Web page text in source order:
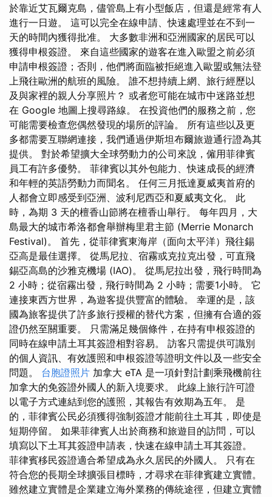
於靠近艾瓦爾克島，儘管島上有小型飯店，但還是經常有人
進行一日遊。 這可以完全在線申請、快速處理並在不到一
天的時間內獲得批准。 大多數非洲和亞洲國家的居民可以
獲得申根簽證。 來自這些國家的遊客在進入歐盟之前必須
申請申根簽證；否則，他們將面臨被拒絕進入歐盟或無法登
上飛往歐洲的航班的風險。 誰不想持續上網、旅行經歷以
及與家裡的親人分享照片？ 或者您可能在城市中迷路並想
在 Google 地圖上搜尋路線。 在投資他們的服務之前，您
可能需要檢查您偶然發現的場所的評論。 所有這些以及更
多都需要互聯網連接，我們通過伊斯坦布爾旅遊通行證為其
提供。 對於希望擴大全球勞動力的公司來說，僱用菲律賓
員工有許多優勢。 菲律賓以其外包能力、快速成長的經濟
和年輕的英語勞動力而聞名。 任何三月抵達夏威夷首府的
人都會立即感受到亞洲、波利尼西亞和夏威夷文化。 此
時，為期 3 天的檀香山節將在檀香山舉行。 每年四月，大
島最大的城市希洛都會舉辦梅里君主節 (Merrie Monarch
Festival)。 首先，從菲律賓東海岸（面向太平洋）飛往錫
亞高是最佳選擇。 從馬尼拉、宿霧或克拉克出發，可直飛
錫亞高島的沙雅克機場 (IAO)。 從馬尼拉出發，飛行時間為
2 小時；從宿霧出發，飛行時間為 2 小時；需要1小時。 它
連接東西方世界，為遊客提供豐富的體驗。 幸運的是，該
國為旅客提供了許多旅行授權的替代方案，但擁有合適的簽
證仍然至關重要。 只需滿足幾個條件，在持有申根簽證的
同時在線申請土耳其簽證相對容易。 訪客只需提供可識別
的個人資訊、有效護照和申根簽證等證明文件以及一些安全
問題。 台胞證照片 加拿大 eTA 是一項針對計劃乘飛機前往
加拿大的免簽證外國人的新入境要求。 此線上旅行許可證
以電子方式連結到您的護照，其報告有效期為五年。 是
的，菲律賓公民必須獲得強制簽證才能前往土耳其，即使是
短期停留。 如果菲律賓人出於商務和旅遊目的訪問，可以
填寫以下土耳其簽證申請表，快速在線申請土耳其簽證。
菲律賓移民簽證適合希望成為永久居民的外國人。 只有在
符合您的長期全球擴張目標時，才尋求在菲律賓建立實體。
雖然建立實體是企業建立海外業務的傳統途徑，但建立實體